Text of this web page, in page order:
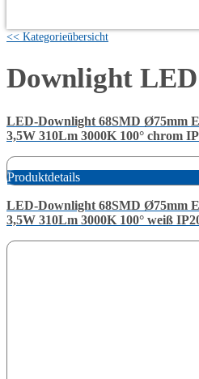
<< Kategorieübersicht
Downlight LED
LED-Downlight 68SMD Ø75mm
3,5W 310Lm 3000K 100° chrom
Produktdetails
LED-Downlight 68SMD Ø75mm
3,5W 310Lm 3000K 100° weiß